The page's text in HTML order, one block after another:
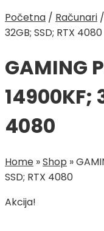
Početna / Računari /
32GB; SSD; RTX 4080
GAMING
14900KF;
4080
Home »Shop »
SSD; RTX 4080
Akcija!